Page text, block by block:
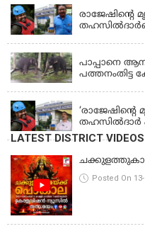
പാപ്പാനെ ആന
പത്തനംതിട്ട
തഹസില്‍ദാര്‍
LATEST DISTRICT VIDEOS
Posted On 13-